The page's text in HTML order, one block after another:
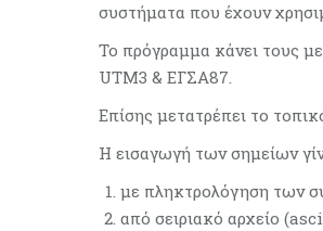
συστήματα που έχουν
Το πρόγραμμα κάνει τους
UTM3 & ΕΓΣΑ87.
Επίσης μετατρέπει το
Η εισαγωγή των σημείων
με πληκτρολόγηση των
από σειριακό αρχείο